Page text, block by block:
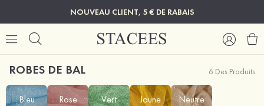
NOUVEAU CLIENT, 5 € DE RABAIS
ROBES DE BAL 6 Des Produits
Bleu Rose Vert Jaune Neutre